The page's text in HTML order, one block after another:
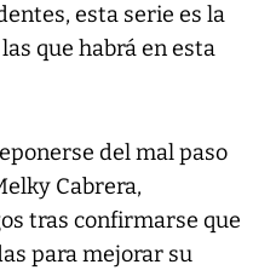
esta serie es la
que habrá en esta
del mal paso
Cabrera,
tras confirmarse que
para mejorar su